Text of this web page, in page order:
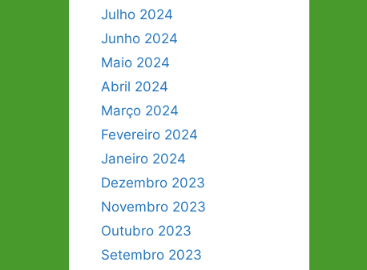
Julho 2024
Junho 2024
Maio 2024
Abril 2024
Março 2024
Fevereiro 2024
Janeiro 2024
Dezembro 2023
Novembro 2023
Outubro 2023
Setembro 2023